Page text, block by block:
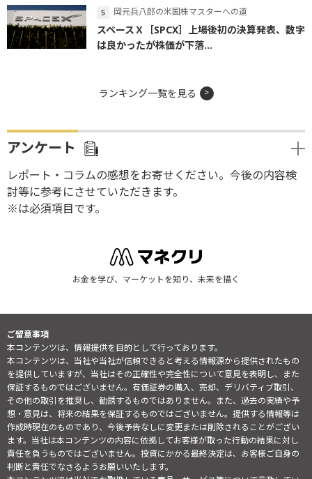
岡元兵八郎の米国株マスターへの道
スペースＸ［SPCX］上場後初の決算発表、数字
は良かったが株価が下落...
ランキング一覧を見る
アンケート
レポート・コラムの感想をお寄せください。今後の内容検
討等に参考にさせていただきます。
※は必須項目です。
お金を学び、マーケットを知り、未来を描く
ご留意事項
本コンテンツは、情報提供を目的として行っております。
本コンテンツは、当社や当社が信頼できると考える情報源から提供されたもの
を提供していますが、当社はその正確性や完全性について意見を表明し、また
保証するものではございません。有価証券の購入、売却、デリバティブ取引、
その他の取引を推奨し、勧誘するものではありません。また、過去の実績や予
想・意見は、将来の結果を保証するものではございません。提供する情報等は
作成時現在のものであり、今後予告なしに変更または削除されることがござい
ます。当社は本コンテンツの内容に依拠してお客様が取った行動の結果に対し
責任を負うものではございません。投資にかかる最終決定は、お客様ご自身の
判断と責任でなさるようお願いいたします。